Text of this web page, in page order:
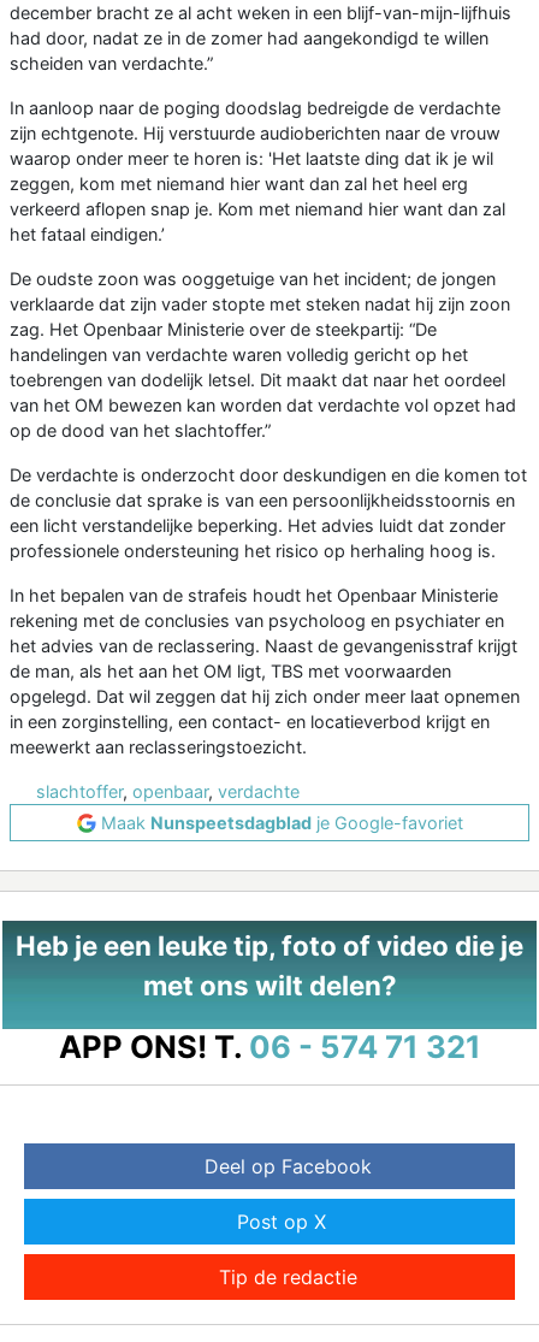
december bracht ze al acht weken in een blijf-van-mijn-lijfhuis
had door, nadat ze in de zomer had aangekondigd te willen
scheiden van verdachte.”
In aanloop naar de poging doodslag bedreigde de verdachte
zijn echtgenote. Hij verstuurde audioberichten naar de vrouw
waarop onder meer te horen is: 'Het laatste ding dat ik je wil
zeggen, kom met niemand hier want dan zal het heel erg
verkeerd aflopen snap je. Kom met niemand hier want dan zal
het fataal eindigen.’
De oudste zoon was ooggetuige van het incident; de jongen
verklaarde dat zijn vader stopte met steken nadat hij zijn zoon
zag. Het Openbaar Ministerie over de steekpartij: “De
handelingen van verdachte waren volledig gericht op het
toebrengen van dodelijk letsel. Dit maakt dat naar het oordeel
van het OM bewezen kan worden dat verdachte vol opzet had
op de dood van het slachtoffer.”
De verdachte is onderzocht door deskundigen en die komen tot
de conclusie dat sprake is van een persoonlijkheidsstoornis en
een licht verstandelijke beperking. Het advies luidt dat zonder
professionele ondersteuning het risico op herhaling hoog is.
In het bepalen van de strafeis houdt het Openbaar Ministerie
rekening met de conclusies van psycholoog en psychiater en
het advies van de reclassering. Naast de gevangenisstraf krijgt
de man, als het aan het OM ligt, TBS met voorwaarden
opgelegd. Dat wil zeggen dat hij zich onder meer laat opnemen
in een zorginstelling, een contact- en locatieverbod krijgt en
meewerkt aan reclasseringstoezicht.
slachtoffer, openbaar, verdachte
Maak Nunspeetsdagbladje Google-favoriet
Heb je een leuke tip, foto of video die je
met ons wilt delen?
APP ONS! T. 06 - 574 71 321
Deel op Facebook
Post op X
Tip de redactie